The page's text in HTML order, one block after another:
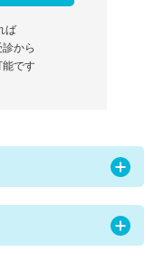
ば
から
です